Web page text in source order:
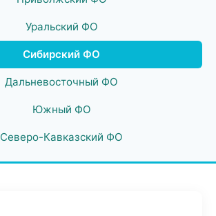
Уральский ФО
Сибирский ФО
Дальневосточный ФО
Южный ФО
Северо-Кавказский ФО